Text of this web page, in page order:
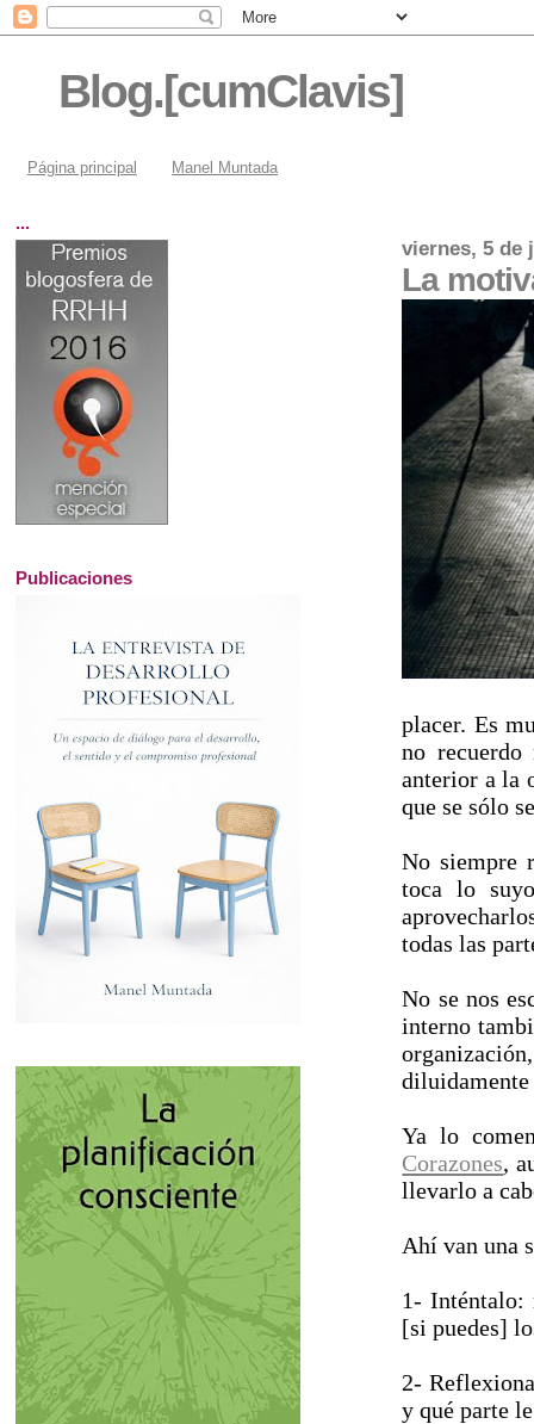
Blog.[cumClavis]
Página principal Manel Muntada
viernes, 5 de
La
placer. Es
no
anterior a la
que se sólo
No siempre
toca lo
todas las
No se nos
interno
diluidamente
Ya lo
Corazones,
llevarlo a
Ahí van una
1- Inténtalo:
[si puedes]
2-
y qué parte
...
Publicaciones